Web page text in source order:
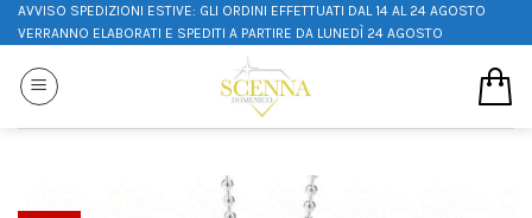
AVVISO SPEDIZIONI ESTIVE: GLI ORDINI EFFETTUATI DAL 14 AL 24 AGOSTO
VERRANNO ELABORATI E SPEDITI A PARTIRE DA LUNEDÌ 24 AGOSTO